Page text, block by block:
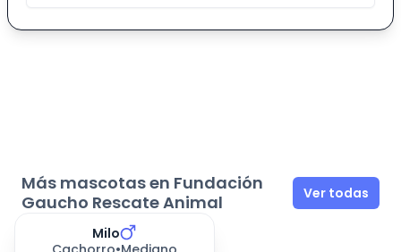
Más mascotas en Fundación
Gaucho Rescate Animal
Ver todas
Milo